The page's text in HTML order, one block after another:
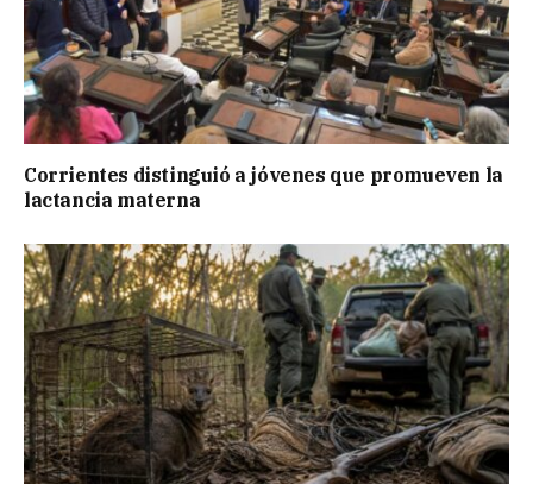
Corrientes distinguió a jóvenes que promueven la
lactancia materna